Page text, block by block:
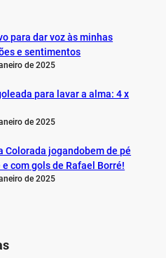
para dar voz às minhas
e sentimentos
de 2025
para lavar a alma: 4 x
de 2025
Colorada jogandobem de pé
e com gols de Rafael Borré!
de 2025